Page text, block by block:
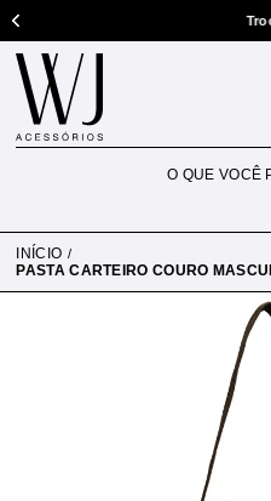
Troca
INÍCIO
PASTA CARTEIRO COURO